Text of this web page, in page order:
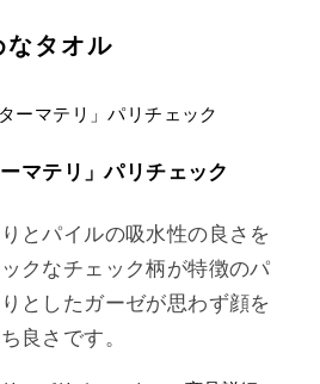
なタオル
ーマテリ」パリチェック
とパイルの吸水性の良さを
クなチェック柄が特徴のパ
としたガーゼが思わず顔を
良さです。